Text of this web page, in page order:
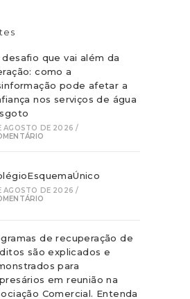
desafio que vai além da
como a
pode afetar a
nos serviços de água
AGOSTO DE 2026 /
AGOSTO DE 2026 /
de recuperação de
são explicados e
para
em reunião na
Comercial. Entenda